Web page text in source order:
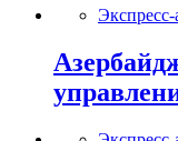
Экспресс-